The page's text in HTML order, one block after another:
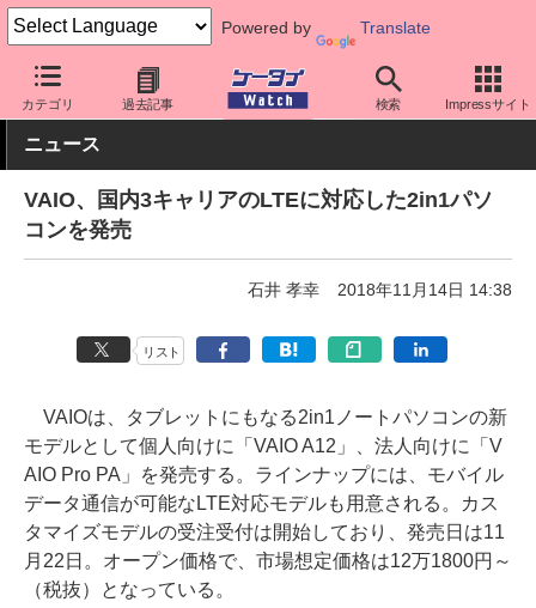
Powered by Translate
カテゴリ 過去記事 検索 Impressサイト
ケータイ Watch OS Windows その他
ニュース
VAIO、国内3キャリアのLTEに対応した2in1パソ
コンを発売
石井 孝幸 2018年11月14日 14:38
リスト
VAIOは、タブレットにもなる2in1ノートパソコンの新
モデルとして個人向けに「VAIO A12」、法人向けに「V
AIO Pro PA」を発売する。ラインナップには、モバイル
データ通信が可能なLTE対応モデルも用意される。カス
タマイズモデルの受注受付は開始しており、発売日は11
月22日。オープン価格で、市場想定価格は12万1800円～
（税抜）となっている。